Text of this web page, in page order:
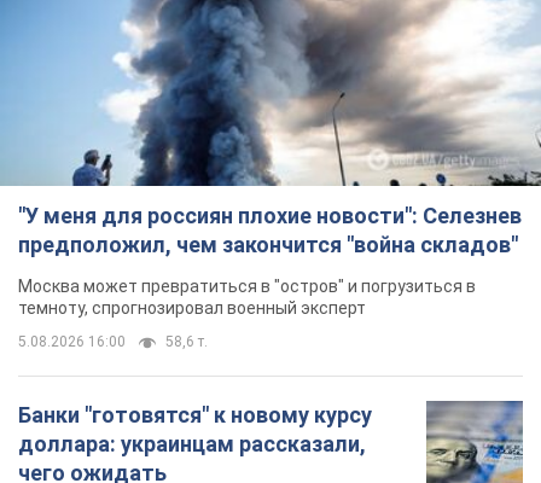
"У меня для россиян плохие новости": Селезнев
предположил, чем закончится "война складов"
Москва может превратиться в "остров" и погрузиться в
темноту, спрогнозировал военный эксперт
5.08.2026 16:00 58,6 т.
Банки "готовятся" к новому курсу
доллара: украинцам рассказали,
чего ожидать